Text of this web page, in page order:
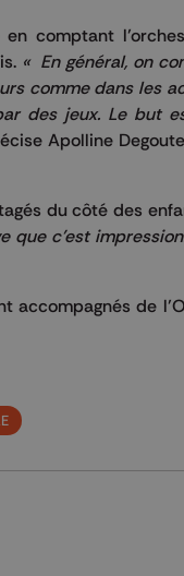
comptant
« En général, on
comme dans les
des jeux. Le but
Apolline
du côté des
que c’est
de